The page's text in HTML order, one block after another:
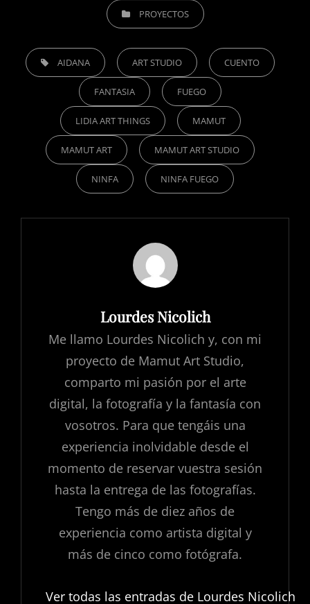
CATEGORÍASPROYECTOS
ETIQUETAS,AIDANA ART STUDIO CUENTO
FANTASIA FUEGO
LIDIA ART THINGS MAMUT
MAMUT ART MAMUT ART STUDIO
NINFA NINFA FUEGO
Autor:
Lourdes Nicolich
Me llamo Lourdes Nicolich y, con mi
proyecto de Mamut Art Studio,
comparto mi pasión por el arte
digital, la fotografía y la fantasía con
vosotros. Para que tengáis una
experiencia inolvidable desde el
momento de reservar vuestra sesión
hasta la entrega de las fotografías.
Tengo más de diez años de
experiencia como artista digital y
más de cinco como fotógrafa.
Ver todas las entradas de Lourdes Nicolich